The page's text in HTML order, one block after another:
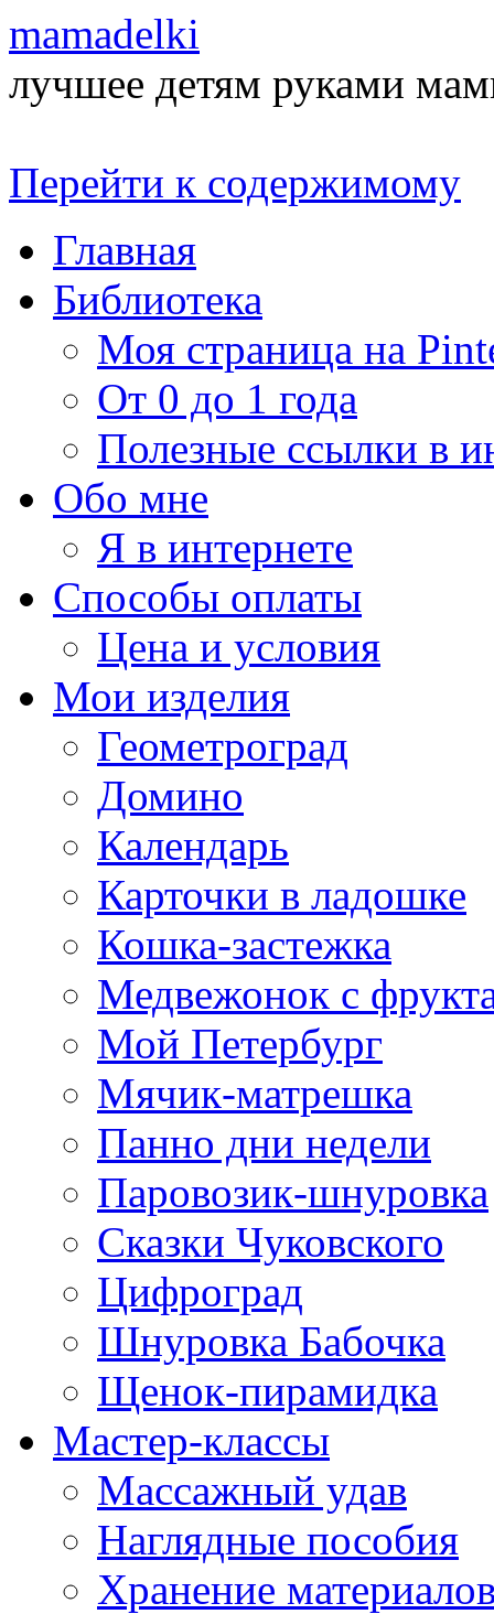
mamadelki
лучшее детям руками
Перейти к содержимому
Главная
Библиотека
Моя страница на
От 0 до 1 года
Полезные ссылки в
Обо мне
Я в интернете
Способы оплаты
Цена и условия
Мои изделия
Геометроград
Домино
Календарь
Карточки в ладошке
Кошка-застежка
Медвежонок с
Мой Петербург
Мячик-матрешка
Панно дни недели
Паровозик-шнуровка
Сказки Чуковского
Цифроград
Шнуровка Бабочка
Щенок-пирамидка
Мастер-классы
Массажный удав
Наглядные пособия
Хранение